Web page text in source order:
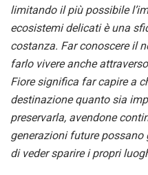
limitando il più possibile
ecosistemi delicati è una
costanza. Far conoscere il
farlo vivere anche
Fiore significa far capire a
destinazione quanto sia
preservarla, avendone
generazioni future possano
di veder sparire i propri